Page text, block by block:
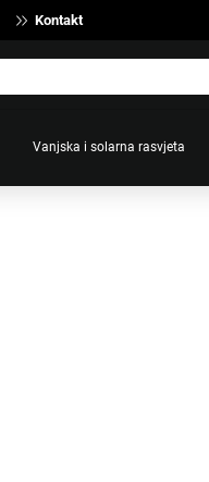
Kontakt
Vanjska i solarna rasvjeta